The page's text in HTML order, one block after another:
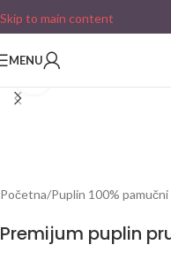
Skip to main content
MENU
Početna/Puplin 100%
Premijum puplin